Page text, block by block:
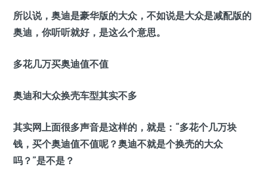
所以说，奥迪是豪华版的大众，不如说是大众是减配版的
奥迪，你听听就好，是这么个意思。
多花几万买奥迪值不值
奥迪和大众换壳车型其实不多
其实网上面很多声音是这样的，就是：“多花个几万块
钱，买个奥迪值不值呢？奥迪不就是个换壳的大众
吗？”是不是？